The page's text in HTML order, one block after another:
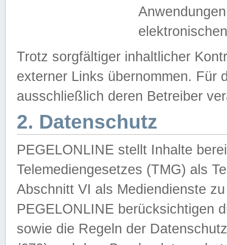
Trotz sorgfältiger inhaltlicher
externer Links übernommen. Für
ausschließlich deren Betreiber
2. Datenschutz
PEGELONLINE stellt Inhalte
Telemediengesetzes (TMG) als
Abschnitt VI als Mediendienste
PEGELONLINE berücksichtigen
sowie die Regeln der